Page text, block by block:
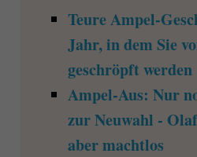
Teure Ampel-
Jahr, in dem Sie
geschröpft werden
Ampel-Aus: Nur
zur Neuwahl -
aber machtlos